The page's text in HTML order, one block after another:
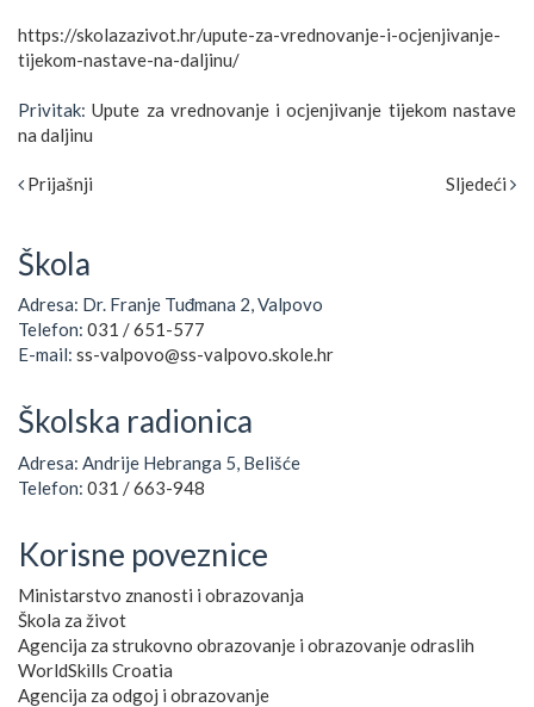
https://skolazazivot.hr/upute-za-vrednovanje-i-ocjenjivanje-
tijekom-nastave-na-daljinu/
Privitak:Upute za vrednovanje i ocjenjivanje tijekom nastave
na daljinu
Prijašnji Sljedeći
Škola
Adresa: Dr. Franje Tuđmana 2, Valpovo
Telefon: 031 / 651-577
E-mail: ss-valpovo@ss-valpovo.skole.hr
Školska radionica
Adresa: Andrije Hebranga 5, Belišće
Telefon: 031 / 663-948
Korisne poveznice
Ministarstvo znanosti i obrazovanja
Škola za život
Agencija za strukovno obrazovanje i obrazovanje odraslih
WorldSkills Croatia
Agencija za odgoj i obrazovanje